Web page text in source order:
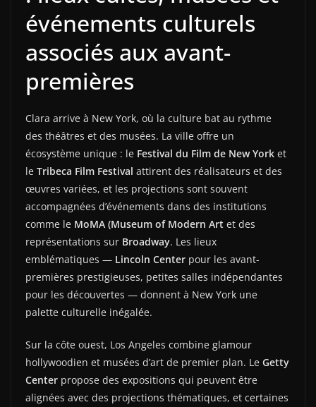
événements culturels
associés aux avant-
premières
Clara arrive à New York, où la culture bat au rythme
des théâtres et des musées. La ville offre un
écosystème unique : le Festival du Film de New York et
le Tribeca Film Festival attirent des réalisateurs et des
œuvres variées, et les projections sont souvent
accompagnées d’événements dans des institutions
comme le MoMA (Museum of Modern Art et des
représentations sur Broadway. Les lieux
emblématiques — Lincoln Center pour les avant-
premières prestigieuses, petites salles indépendantes
pour les découvertes — donnent à New York une
palette culturelle inégalée.
Sur la côte ouest, Los Angeles combine glamour
hollywoodien et musées d’art de premier plan. Le Getty
Center propose des expositions qui peuvent être
alignées avec des projections thématiques, et certaines